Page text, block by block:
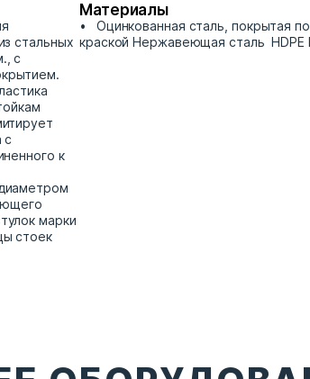
стальных
с
с
к
марки
стоек
Материалы
Оцинкованная сталь, покрытая
краской Нержавеющая сталь HDPE